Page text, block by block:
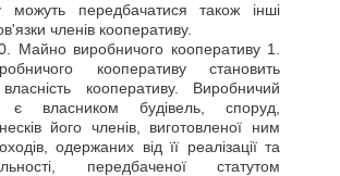
можуть передбачатися також інші
членів кооперативу.
Майно виробничого кооперативу 1.
кооперативу становить
кооперативу. Виробничий
є власником будівель, споруд,
його членів, виготовленої ним
одержаних від її реалізації та
передбаченої статутом